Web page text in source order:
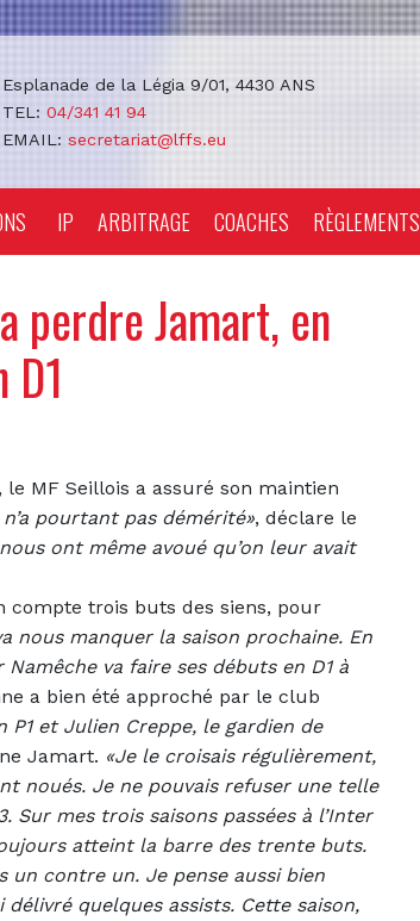
Esplanade de la Légia 9/01, 4430 ANS
TEL: 04/341 41 94
EMAIL: secretariat@lffs.eu
IP ARBITRAGE COACHES RÈGLEMENTS
perdre Jamart, en
MF Seillois a assuré son maintien
n’a pourtant pas démérité», déclare le
ont même avoué qu’on leur avait
compte trois buts des siens, pour
nous manquer la saison prochaine. En
va faire ses débuts en D1 à
a bien été approché par le club
P1 et Julien Creppe, le gardien de
Jamart. «Je le croisais régulièrement,
noués. Je ne pouvais refuser une telle
mes trois saisons passées à l’Inter
atteint la barre des trente buts.
un contre un. Je pense aussi bien
délivré quelques assists. Cette saison,